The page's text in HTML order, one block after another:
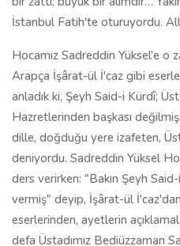
vermiş" deyip, İşârat-ül İ'caz'dan
defa Üstadımız Bediüzzaman
Nurşin'de bu zattan duymuş
1953 senesine kadar böyle
Sene 1953. Diyarbakır'da bir
hayattadır. O, Kore'ye asker
Ağabeyin mangasında
Risale-i Nur'u tanıtmış, bize
askerden gelince Lice'de bir
Risale-i Nur dersleri başlattı.